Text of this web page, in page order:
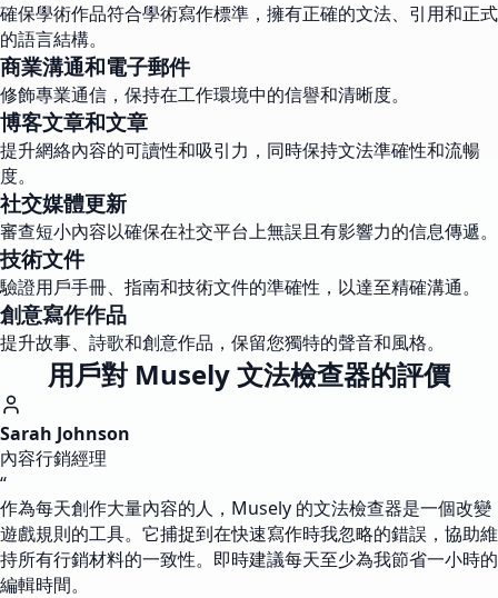
確保學術作品符合學術寫作標準，擁有正確的文法、引用和正式
的語言結構。
商業溝通和電子郵件
修飾專業通信，保持在工作環境中的信譽和清晰度。
博客文章和文章
提升網絡內容的可讀性和吸引力，同時保持文法準確性和流暢
度。
社交媒體更新
審查短小內容以確保在社交平台上無誤且有影響力的信息傳遞。
技術文件
驗證用戶手冊、指南和技術文件的準確性，以達至精確溝通。
創意寫作作品
提升故事、詩歌和創意作品，保留您獨特的聲音和風格。
用戶對 Musely 文法檢查器的評價
Sarah Johnson
內容行銷經理
“
作為每天創作大量內容的人，Musely 的文法檢查器是一個改變
遊戲規則的工具。它捕捉到在快速寫作時我忽略的錯誤，協助維
持所有行銷材料的一致性。即時建議每天至少為我節省一小時的
編輯時間。